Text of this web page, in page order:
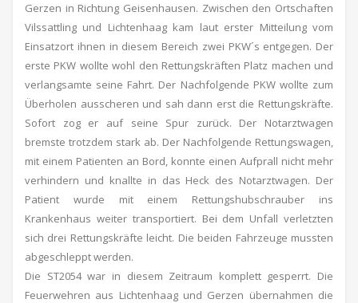
Gerzen in Richtung Geisenhausen. Zwischen den Ortschaften
Vilssattling und Lichtenhaag kam laut erster Mitteilung vom
Einsatzort ihnen in diesem Bereich zwei PKW´s entgegen. Der
erste PKW wollte wohl den Rettungskräften Platz machen und
verlangsamte seine Fahrt. Der Nachfolgende PKW wollte zum
Überholen ausscheren und sah dann erst die Rettungskräfte.
Sofort zog er auf seine Spur zurück. Der Notarztwagen
bremste trotzdem stark ab. Der Nachfolgende Rettungswagen,
mit einem Patienten an Bord, konnte einen Aufprall nicht mehr
verhindern und knallte in das Heck des Notarztwagen. Der
Patient wurde mit einem Rettungshubschrauber ins
Krankenhaus weiter transportiert. Bei dem Unfall verletzten
sich drei Rettungskräfte leicht. Die beiden Fahrzeuge mussten
abgeschleppt werden.
Die ST2054 war in diesem Zeitraum komplett gesperrt. Die
Feuerwehren aus Lichtenhaag und Gerzen übernahmen die